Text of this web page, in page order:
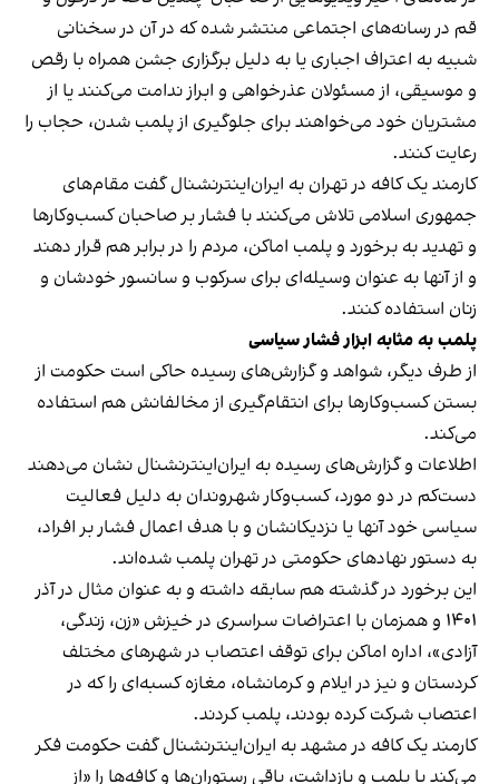
قم در رسانه‌های اجتماعی منتشر شده که در آن در سخنانی
شبیه به اعتراف اجباری یا به دلیل برگزاری جشن همراه با رقص
و موسیقی، از مسئولان عذرخواهی و ابراز ندامت می‌کنند یا از
مشتریان خود می‌خواهند برای جلوگیری از پلمب شدن، حجاب را
رعایت کنند.
کارمند یک کافه در تهران به ایران‌اینترنشنال گفت مقام‌های
جمهوری اسلامی تلاش می‌کنند با فشار بر صاحبان کسب‌وکارها
و تهدید به برخورد و پلمب اماکن، مردم را در برابر هم قرار دهند
و از آنها به عنوان وسیله‌ای برای سرکوب و سانسور خودشان و
زنان استفاده کنند.
پلمب به مثابه ابزار فشار سیاسی
از طرف دیگر، شواهد و گزارش‌های رسیده حاکی است حکومت از
بستن کسب‌وکارها برای انتقام‌گیری از مخالفانش هم استفاده
می‌کند.
اطلاعات و گزارش‌های رسیده به ایران‌اینترنشنال نشان می‌دهند
دست‌کم در دو مورد، کسب‌وکار شهروندان به دلیل فعالیت
سیاسی خود آنها یا نزدیکانشان و با هدف اعمال فشار بر افراد،
به دستور نهادهای حکومتی در تهران پلمب شده‌اند.
این برخورد در گذشته هم سابقه داشته و به عنوان مثال در آذر
۱۴۰۱ و همزمان با اعتراضات سراسری در خیزش «زن، زندگی،
آزادی»، اداره اماکن برای توقف اعتصاب در شهرهای مختلف
کردستان و نیز در ایلام و کرمانشاه، مغازه کسبه‌ای را که در
اعتصاب شرکت کرده بودند، پلمب کردند.
کارمند یک کافه در مشهد به ایران‌اینترنشنال گفت حکومت فکر
می‌کند با پلمب و بازداشت، باقی رستوران‌ها و کافه‌ها را «از